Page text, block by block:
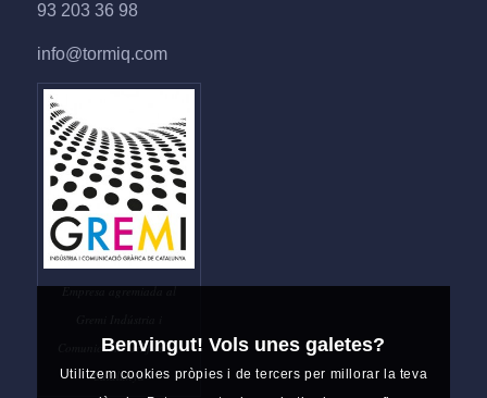
93 203 36 98
info@tormiq.com
Empresa agremiada al
Comunicació Gràfica de
Catalunya
Benvingut! Vols unes galetes?
Utilitzem cookies pròpies i de tercers per millorar la teva